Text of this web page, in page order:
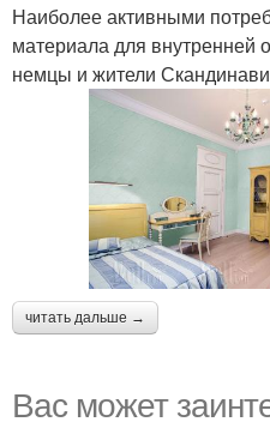
Наиболее активными
материала для внутренней
немцы и жители
читать дальше →
Вас может